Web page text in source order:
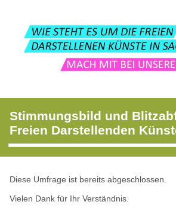
Stimmungsbild und
Freien Darstellenden
Diese Umfrage ist bereits abgeschlossen.
Vielen Dank für Ihr Verständnis.